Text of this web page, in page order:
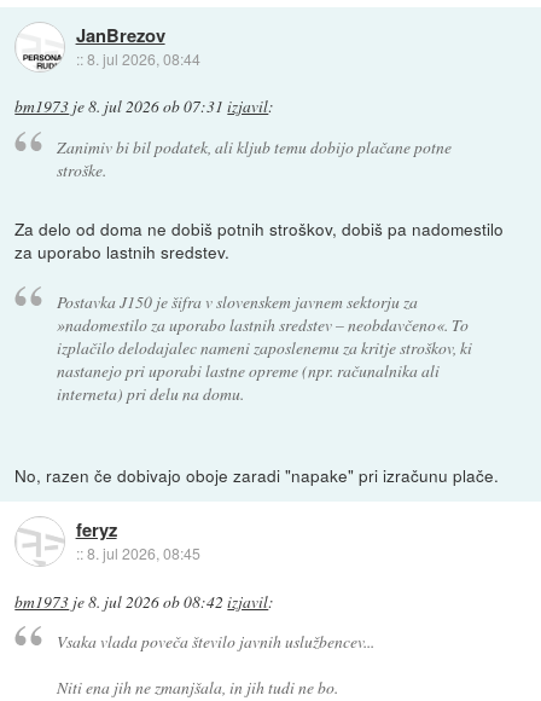
JanBrezov
::8. jul 2026, 08:44
bm1973 je8. jul 2026 ob 07:31 izjavil:
Zanimiv bi bil podatek, ali kljub temu dobijo plačane potne
stroške.
Za delo od doma ne dobiš potnih stroškov, dobiš pa nadomestilo
za uporabo lastnih sredstev.
Postavka J150 je šifra v slovenskem javnem sektorju za
»nadomestilo za uporabo lastnih sredstev – neobdavčeno«. To
izplačilo delodajalec nameni zaposlenemu za kritje stroškov, ki
nastanejo pri uporabi lastne opreme (npr. računalnika ali
interneta) pri delu na domu.
No, razen če dobivajo oboje zaradi "napake" pri izračunu plače.
feryz
::8. jul 2026, 08:45
bm1973 je8. jul 2026 ob 08:42 izjavil:
Vsaka vlada poveča število javnih uslužbencev...
Niti ena jih ne zmanjšala, in jih tudi ne bo.